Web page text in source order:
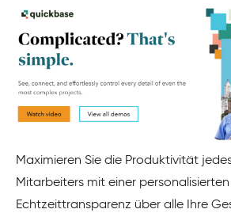
Maximieren Sie die Produktivität
Mitarbeiters mit einer personalisierten
Echtzeittransparenz über alle Ihre